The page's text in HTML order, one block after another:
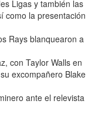
Ligas y también las
como la presentación
Rays blanquearon a
con Taylor Walls en
excompañero Blake
ante el relevista